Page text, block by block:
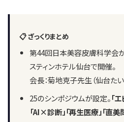
📋 ざっくりまとめ
第44回日本美容皮膚科学会
スティンホテル仙台で開催。
会長：菊地克子先生（仙台たい
25のシンポジウムが設定。「
「AI×診断」「再生医療」「直美